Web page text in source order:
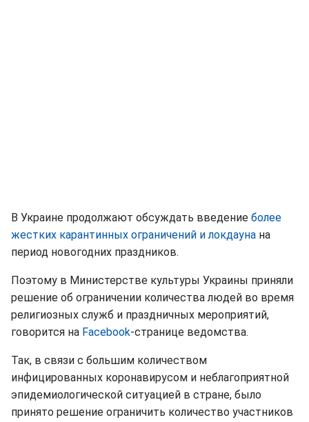
В Украине продолжают обсуждать введение более
жестких карантинных ограничений и локдауна на
период новогодних праздников.
Поэтому в Министерстве культуры Украины приняли
решение об ограничении количества людей во время
религиозных служб и праздничных мероприятий,
говорится на Facebook-странице ведомства.
Так, в связи с большим количеством
инфицированных коронавирусом и неблагоприятной
эпидемиологической ситуацией в стране, было
принято решение ограничить количество участников